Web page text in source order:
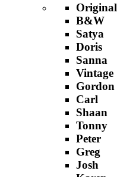
Original
B&W
Satya
Doris
Sanna
Vintage
Gordon
Carl
Shaan
Tonny
Peter
Greg
Josh